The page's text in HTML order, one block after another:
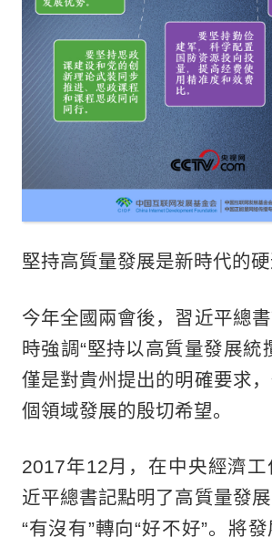
堅持高質量發展是新時代的硬
今年全國兩會後，習近平總
時強調“堅持以高質量發展統
僅是對貴州提出的明確要求
個領域發展的殷切希望。
2017年12月，在中央經濟工
近平總書記點明了高質量發
“有沒有”轉向“好不好”。將